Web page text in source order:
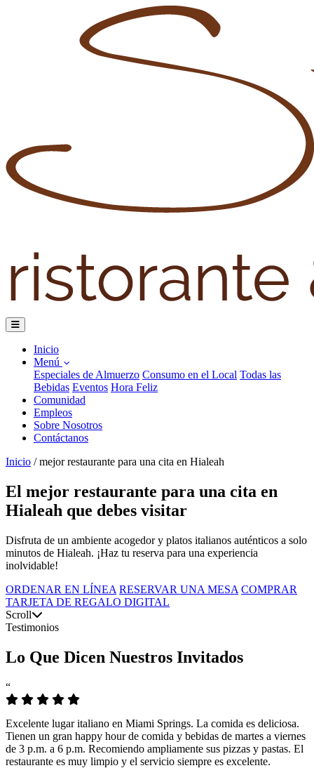
Inicio
Menú
Especiales de Almuerzo Consumo en el Local Todas las
Bebidas Eventos Hora Feliz
Comunidad
Empleos
Sobre Nosotros
Contáctanos
Inicio / mejor restaurante para una cita en Hialeah
El mejor restaurante para una cita en
Hialeah que debes visitar
Disfruta de un ambiente acogedor y platos italianos auténticos a solo
minutos de Hialeah. ¡Haz tu reserva para una experiencia
inolvidable!
ORDENAR EN LÍNEA RESERVAR UNA MESA COMPRAR
TARJETA DE REGALO DIGITAL
Scroll
Testimonios
Lo Que Dicen Nuestros Invitados
“
Excelente lugar italiano en Miami Springs. La comida es deliciosa.
Tienen un gran happy hour de comida y bebidas de martes a viernes
de 3 p.m. a 6 p.m. Recomiendo ampliamente sus pizzas y pastas. El
restaurante es muy limpio y el servicio siempre es excelente.